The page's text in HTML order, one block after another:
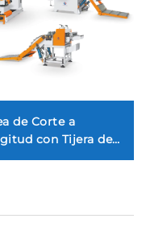
de Corte a
con Tijera de
Pesada